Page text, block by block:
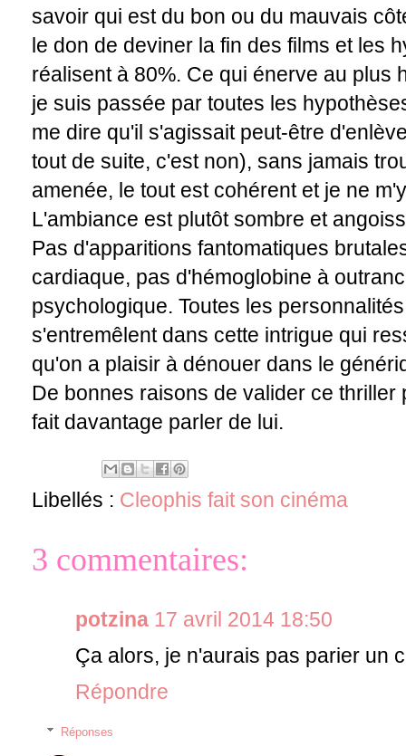
savoir qui est du bon ou du mauvais
le don de deviner la fin des films et les
réalisent à 80%. Ce qui énerve au plus
je suis passée par toutes les
me dire qu'il s'agissait peut-être
tout de suite, c'est non), sans jamais
amenée, le tout est cohérent et je ne
L'ambiance est plutôt sombre et
Pas d'apparitions fantomatiques
cardiaque, pas d'hémoglobine à
psychologique. Toutes les
s'entremêlent dans cette intrigue qui
qu'on a plaisir à dénouer dans le
De bonnes raisons de valider ce
fait davantage parler de lui.
Libellés : Cleophis fait son cinéma
3 commentaires:
potzina 17 avril 2014 18:50
Ça alors, je n'aurais pas parier un
Répondre
Réponses